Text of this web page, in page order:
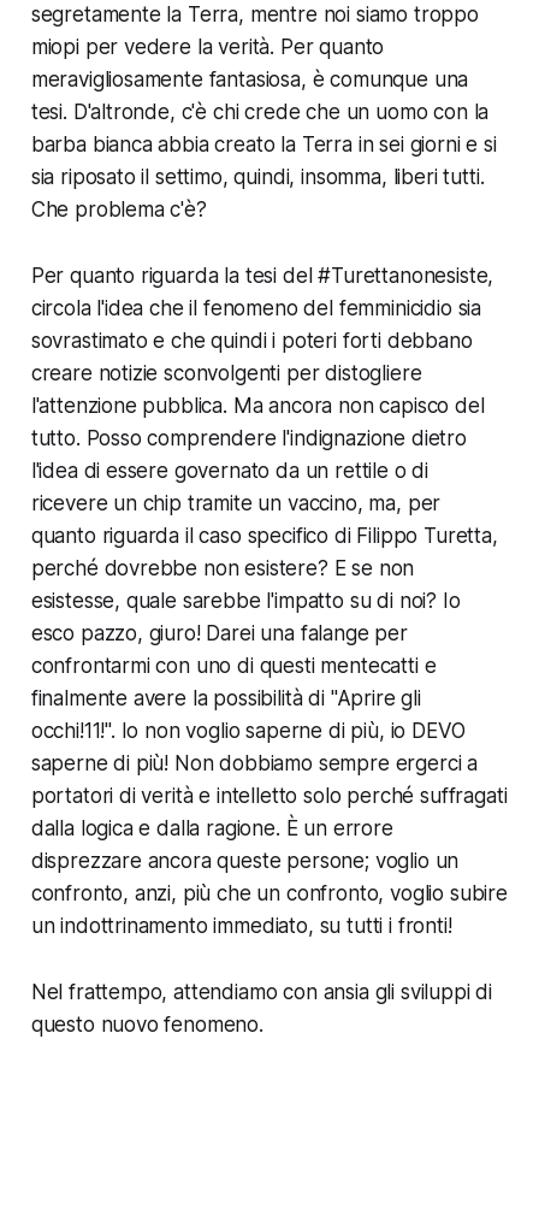
segretamente la Terra, mentre noi siamo troppo
miopi per vedere la verità. Per quanto
meravigliosamente fantasiosa, è comunque una
tesi. D'altronde, c'è chi crede che un uomo con la
barba bianca abbia creato la Terra in sei giorni e si
sia riposato il settimo, quindi, insomma, liberi tutti.
Che problema c'è?
Per quanto riguarda la tesi del #Turettanonesiste,
circola l'idea che il fenomeno del femminicidio sia
sovrastimato e che quindi i poteri forti debbano
creare notizie sconvolgenti per distogliere
l'attenzione pubblica. Ma ancora non capisco del
tutto. Posso comprendere l'indignazione dietro
l'idea di essere governato da un rettile o di
ricevere un chip tramite un vaccino, ma, per
quanto riguarda il caso specifico di Filippo Turetta,
perché dovrebbe non esistere? E se non
esistesse, quale sarebbe l'impatto su di noi? Io
esco pazzo, giuro! Darei una falange per
confrontarmi con uno di questi mentecatti e
finalmente avere la possibilità di "Aprire gli
occhi!11!". Io non voglio saperne di più, io DEVO
saperne di più! Non dobbiamo sempre ergerci a
portatori di verità e intelletto solo perché suffragati
dalla logica e dalla ragione. È un errore
disprezzare ancora queste persone; voglio un
confronto, anzi, più che un confronto, voglio subire
un indottrinamento immediato, su tutti i fronti!
Nel frattempo, attendiamo con ansia gli sviluppi di
questo nuovo fenomeno.